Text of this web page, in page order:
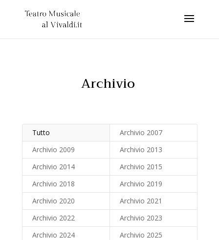
Archivio
Tutto
Archivio 2007
Archivio 2009
Archivio 2013
Archivio 2014
Archivio 2015
Archivio 2018
Archivio 2019
Archivio 2020
Archivio 2021
Archivio 2022
Archivio 2023
Archivio 2024
Archivio 2025